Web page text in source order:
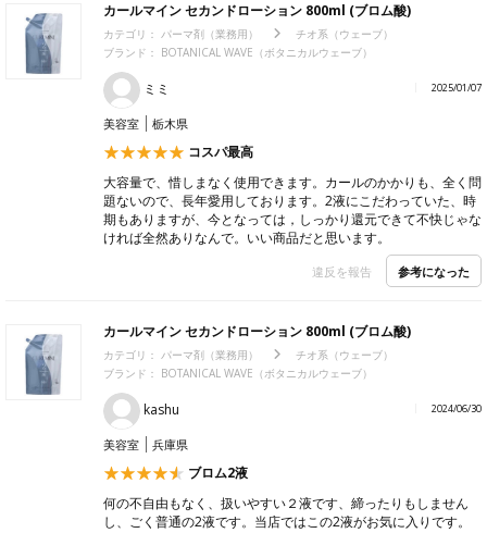
カールマイン セカンドローション 800ml (ブロム酸)
カテゴリ： パーマ剤（業務用）
チオ系（ウェーブ）
ブランド： BOTANICAL WAVE（ボタニカルウェーブ）
ミミ 2025/01/07
美容室 栃木県
コスパ最高
大容量で、惜しまなく使用できます。カールのかかりも、全く問
題ないので、長年愛用しております。2液にこだわっていた、時
期もありますが、今となっては，しっかり還元できて不快じゃな
ければ全然ありなんで。いい商品だと思います。
違反を報告 参考になった
カールマイン セカンドローション 800ml (ブロム酸)
カテゴリ： パーマ剤（業務用）
チオ系（ウェーブ）
ブランド： BOTANICAL WAVE（ボタニカルウェーブ）
kashu 2024/06/30
美容室 兵庫県
ブロム2液
何の不自由もなく、扱いやすい２液です、締ったりもしません
し、ごく普通の2液です。当店ではこの2液がお気に入りです。